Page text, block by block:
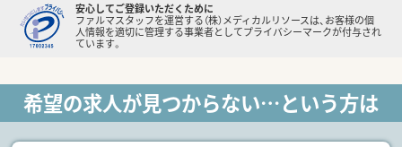
安心してご登録いただくために
ファルマスタッフを運営する（株）メディカルリソースは、お客様の個
人情報を適切に管理する事業者としてプライバシーマークが付与され
ています。
希望の求人が見つからない…という方は